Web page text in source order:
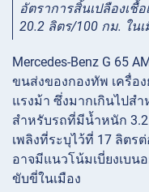
อัตราการสิ้นเปลืองเชื้
20.2 ลิตร/100 กม. ในเ
Mercedes-Benz G 65
ขนส่งของกองทัพ เครื่อ
แรงม้า ซึ่งมากเกินไปส
สำหรับรถที่มีน้ำหนัก 3.2
เพลิงที่ระบุไว้ที่ 17 ลิตร
อาจมีแนวโน้มเบี่ยงเบ
ขับขี่ในเมือง